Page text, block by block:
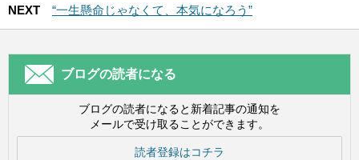
NEXT
“一生懸命じゃなくて、本気になろう”
ブログの読者になる
ブログの読者になると新着記事の通知を
メールで受け取ることができます。
読者登録はコチラ